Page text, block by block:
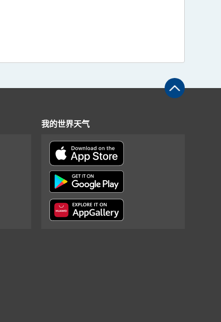
我的世界天气